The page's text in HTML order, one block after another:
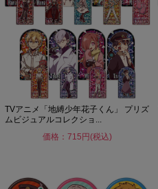
TVアニメ「地縛少年花子くん」 プリズ
ムビジュアルコレクショ...
価格：715円(税込)